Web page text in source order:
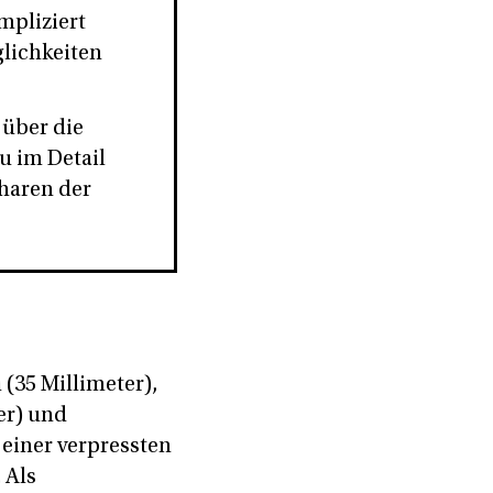
die
im Detail
der
(35 Millimeter),
und
verpressten
Als